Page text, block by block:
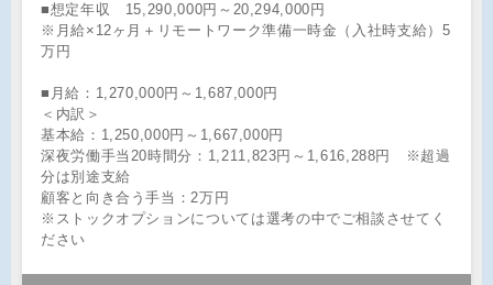
■想定年収 15,290,000円～20,294,000円
※月給×12ヶ月＋リモートワーク準備一時金（入社時支給）5
万円
■月給：1,270,000円～1,687,000円
＜内訳＞
基本給：1,250,000円～1,667,000円
深夜労働手当20時間分：1,211,823円～1,616,288円 ※超過
分は別途支給
顧客と向き合う手当：2万円
※ストックオプションについては選考の中でご相談させてく
ださい